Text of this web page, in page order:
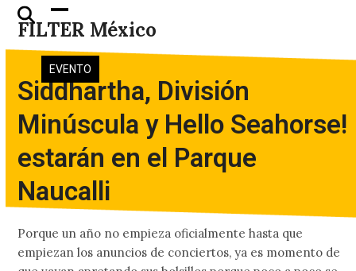
Skip
content
FILTER México
Open
mobile
menu
Close
mobile
menu
EVENTO
Siddhartha, División
Minúscula y Hello Seahorse!
estarán en el Parque
Naucalli
Porque un año no empieza oficialmente hasta que
empiezan los anuncios de conciertos, ya es momento de